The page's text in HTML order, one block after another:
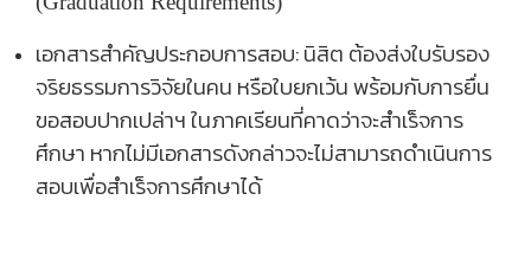
เอกสารสำคัญประกอบการสอบ:นิสิต ต้องส่งใบรับรอง
จริยธรรมการวิจัยในคน หรือใบยกเว้น พร้อมกับการยื่น
ขอสอบปากเปล่าฯ ในภาคเรียนที่คาดว่าจะสำเร็จการ
ศึกษา หากไม่มีเอกสารดังกล่าวจะไม่สามารถดำเนินการ
สอบเพื่อสำเร็จการศึกษาได้